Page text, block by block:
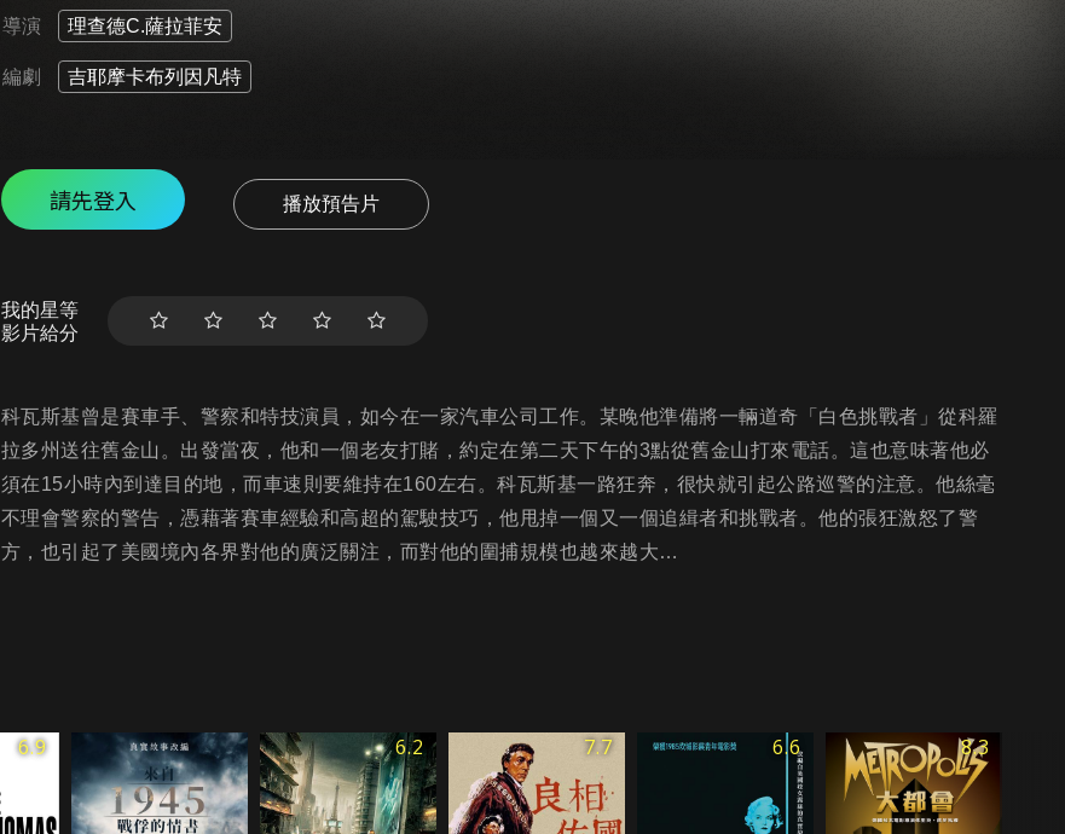
導演 理查德C.薩拉菲安
編劇 吉耶摩卡布列因凡特
請先登入 播放預告片
我的星等
影片給分
科瓦斯基曾是賽車手、警察和特技演員，如今在一家汽車公司工作。某晚他準備將一輛道奇「白色挑戰者」從科羅
拉多州送往舊金山。出發當夜，他和一個老友打賭，約定在第二天下午的3點從舊金山打來電話。這也意味著他必
須在15小時內到達目的地，而車速則要維持在160左右。科瓦斯基一路狂奔，很快就引起公路巡警的注意。他絲毫
不理會警察的警告，憑藉著賽車經驗和高超的駕駛技巧，他甩掉一個又一個追緝者和挑戰者。他的張狂激怒了警
方，也引起了美國境內各界對他的廣泛關注，而對他的圍捕規模也越來越大…
6.9 6.2 7.7 6.6 8.3